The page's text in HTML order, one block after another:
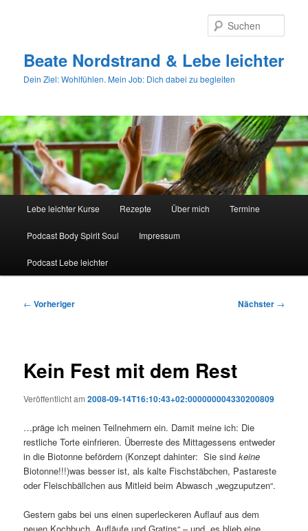
Beate Nordstrand & Lebe leichter
Dein Ziel: Wohlfühlen. Mein Job: Dich dabei zu begleiten
Lebe leichter Kurse Rezepte Über mich Termine
Podcast Body Spirit Soul Impressum
Podcast Lebe leichter
Beitragsnavigation
← Vorheriger Nächster →
Kein Fest mit dem Rest
Veröffentlicht am2008-09-14T16:10:43+02:000000004330200809
…präge ich meinen Teilnehmern ein. Damit meine ich: Die
restliche Torte einfrieren. Überreste des Mittagessens entweder
in die Biotonne befördern (Konzept dahinter: Sie sind keine
Biotonne!!!)was besser ist, als kalte Fischstäbchen, Pastareste
oder Fleischbällchen aus Mitleid beim Abwasch „wegzuputzen“.
Gestern gabs bei uns einen superleckeren Auflauf aus dem
neuen Kochbuch „Aufläufe und Gratins“ – und es blieb eine